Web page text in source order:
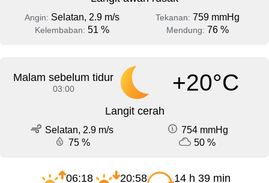
Angin: Selatan, 2.9 m/s Tekanan: 759 mmHg
Kelembaban: 51 % Mendung: 76 %
Malam sebelum tidur
03:00 +20°C
Langit cerah
Selatan, 2.9 m/s
754 mmHg
75 %
50 %
06:18 20:58 14 h 39 min